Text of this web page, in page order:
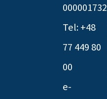
000001732
Tel: +48
77 449 80
00
e-